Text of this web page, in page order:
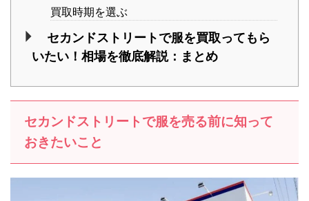
買取時期を選ぶ
セカンドストリートで服を買取ってもら
いたい！相場を徹底解説：まとめ
セカンドストリートで服を売る前に知って
おきたいこと